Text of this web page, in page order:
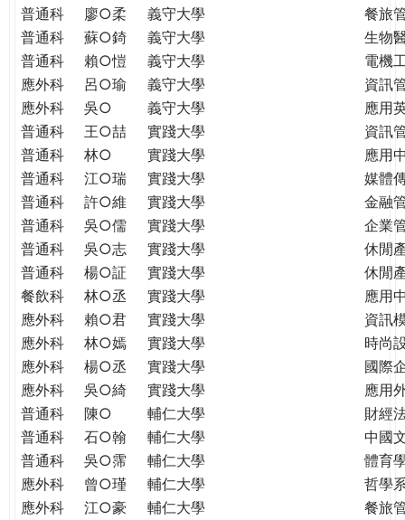
普通科
廖○柔 義守大學
餐旅
普通科
蘇○錡 義守大學
生物
普通科
賴○愷 義守大學
電機
應外科
呂○瑜 義守大學
資訊
應外科
吳○ 義守大學
應用
普通科
王○喆 實踐大學
資訊
普通科
林○ 實踐大學
應用
普通科
江○瑞 實踐大學
媒體
普通科
許○維 實踐大學
金融
普通科
吳○儒 實踐大學
企業
普通科
吳○志 實踐大學
休閒
普通科
楊○証 實踐大學
休閒
餐飲科
林○丞 實踐大學
應用
應外科
賴○君 實踐大學
資訊
應外科
林○嫣 實踐大學
時尚
應外科
楊○丞 實踐大學
國際
應外科
吳○綺 實踐大學
應用
普通科
陳○ 輔仁大學
財經
普通科
石○翰 輔仁大學
中國
普通科
吳○霈 輔仁大學
體育
應外科
曾○瑾 輔仁大學
哲學
應外科
江○豪 輔仁大學
餐旅